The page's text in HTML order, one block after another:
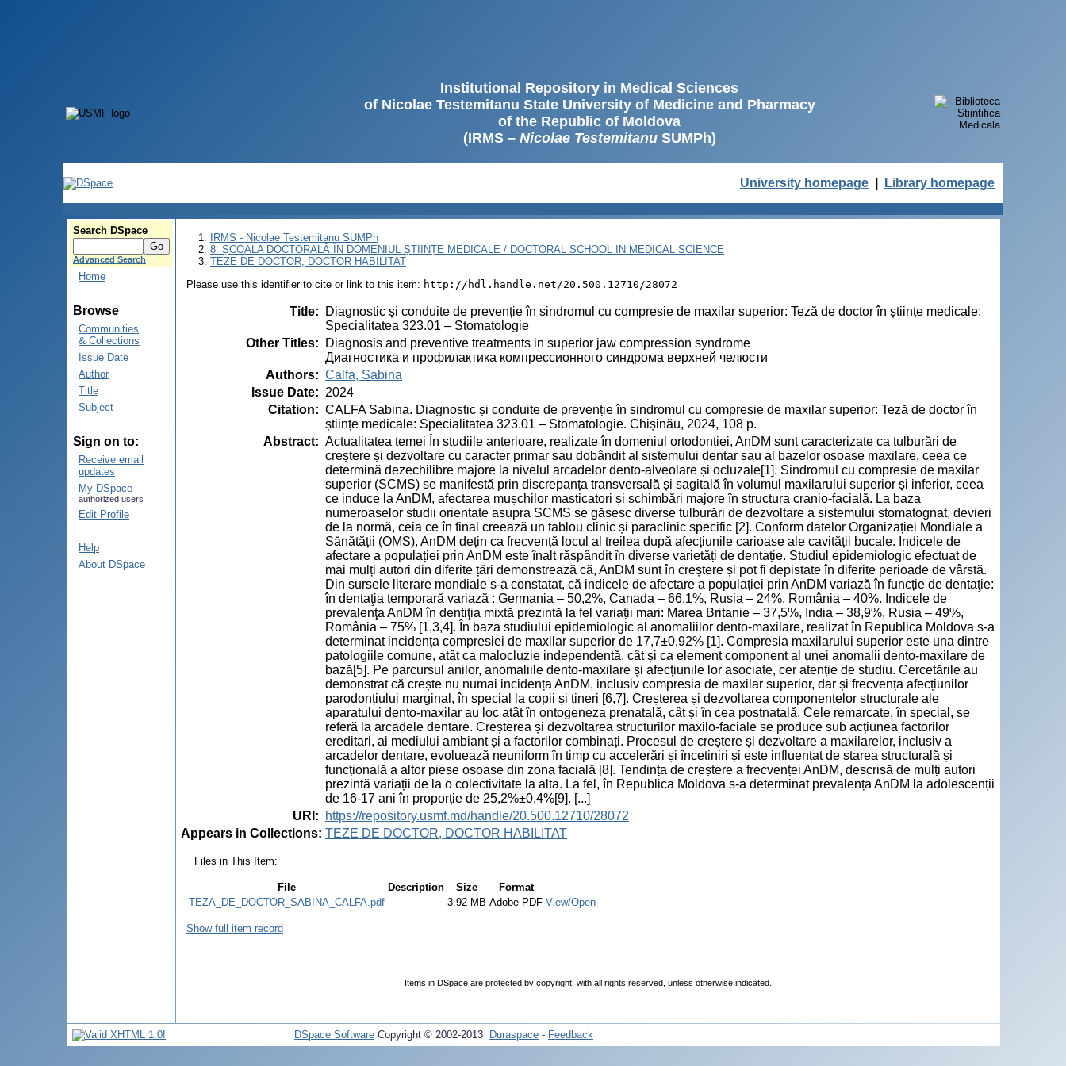
Institutional Repository in Medical Sciences
of Nicolae Testemitanu State University of Medicine and Pharmacy
of the Republic of Moldova
(IRMS – Nicolae TestemitanuSUMPh)
University homepage Library homepage
Search DSpace
Advanced Search
Home
Browse
Communities
& Collections
Issue Date
Author
Title
Subject
Sign on to:
Receive email
updates
My DSpace
authorized users
Edit Profile
Help
About DSpace
IRMS - Nicolae Testemitanu SUMPh
8. ȘCOALA DOCTORALĂ ÎN DOMENIUL ȘTIINȚE MEDICALE / DOCTORAL SCHOOL IN MEDICAL SCIENCE
TEZE DE DOCTOR, DOCTOR HABILITAT
Please use this identifier to cite or link to this item: http://hdl.handle.net/20.500.12710/28072
Title:
Diagnostic și conduite de prevenție în sindromul cu compresie de maxilar superior: Teză de doctor în științe medicale:
Specialitatea 323.01 – Stomatologie
Other Titles:
Diagnosis and preventive treatments in superior jaw compression syndrome
Диагностика и профилактика компрессионного синдрома верхней челюсти
Authors: Calfa, Sabina
Issue Date: 2024
Citation: CALFA Sabina. Diagnostic și conduite de prevenție în sindromul cu compresie de maxilar superior: Teză de doctor în
științe medicale: Specialitatea 323.01 – Stomatologie. Chișinău, 2024, 108 p.
Abstract: Actualitatea temei În studiile anterioare, realizate în domeniul ortodonției, AnDM sunt caracterizate ca tulburări de
creștere și dezvoltare cu caracter primar sau dobândit al sistemului dentar sau al bazelor osoase maxilare, ceea ce
determină dezechilibre majore la nivelul arcadelor dento-alveolare și ocluzale[1]. Sindromul cu compresie de maxilar
superior (SCMS) se manifestă prin discrepanța transversală și sagitală în volumul maxilarului superior și inferior, ceea
ce induce la AnDM, afectarea mușchilor masticatori și schimbări majore în structura cranio-facială. La baza
numeroaselor studii orientate asupra SCMS se găsesc diverse tulburări de dezvoltare a sistemului stomatognat, devieri
de la normă, ceia ce în final creează un tablou clinic și paraclinic specific [2]. Conform datelor Organizației Mondiale a
Sănătății (OMS), AnDM dețin ca frecvență locul al treilea după afecțiunile carioase ale cavității bucale. Indicele de
afectare a populației prin AnDM este înalt răspândit în diverse varietăți de dentație. Studiul epidemiologic efectuat de
mai mulți autori din diferite țări demonstrează că, AnDM sunt în creștere și pot fi depistate în diferite perioade de vârstă.
Din sursele literare mondiale s-a constatat, că indicele de afectare a populației prin AnDM variază în funcție de dentaţie:
în dentaţia temporară variază : Germania – 50,2%, Canada – 66,1%, Rusia – 24%, România – 40%. Indicele de
prevalenţa AnDM în dentiţia mixtă prezintă la fel variații mari: Marea Britanie – 37,5%, India – 38,9%, Rusia – 49%,
România – 75% [1,3,4]. În baza studiului epidemiologic al anomaliilor dento-maxilare, realizat în Republica Moldova s-a
determinat incidența compresiei de maxilar superior de 17,7±0,92% [1]. Compresia maxilarului superior este una dintre
patologiile comune, atât ca malocluzie independentă, cât și ca element component al unei anomalii dento-maxilare de
bază[5]. Pe parcursul anilor, anomaliile dento-maxilare și afecțiunile lor asociate, cer atenție de studiu. Cercetările au
demonstrat că crește nu numai incidența AnDM, inclusiv compresia de maxilar superior, dar și frecvența afecțiunilor
parodonțiului marginal, în special la copii și tineri [6,7]. Creșterea și dezvoltarea componentelor structurale ale
aparatului dento-maxilar au loc atât în ontogeneza prenatală, cât și în cea postnatală. Cele remarcate, în special, se
referă la arcadele dentare. Creșterea și dezvoltarea structurilor maxilo-faciale se produce sub acțiunea factorilor
ereditari, ai mediului ambiant și a factorilor combinați. Procesul de creștere și dezvoltare a maxilarelor, inclusiv a
arcadelor dentare, evoluează neuniform în timp cu accelerări și încetiniri și este influențat de starea structurală și
funcțională a altor piese osoase din zona facială [8]. Tendința de creștere a frecvenței AnDM, descrisă de mulți autori
prezintă variații de la o colectivitate la alta. La fel, în Republica Moldova s-a determinat prevalența AnDM la adolescenții
de 16-17 ani în proporție de 25,2%±0,4%[9]. [...]
URI :
https://repository.usmf.md/handle/20.500.12710/28072
Appears in Collections: TEZE DE DOCTOR, DOCTOR HABILITAT
Files in This Item:
File Description Size
Format
TEZA_DE_DOCTOR_SABINA_CALFA.pdf
3.92 MB Adobe PDF View/Open
Show full item record
Items in DSpace are protected by copyright, with all rights reserved, unless otherwise indicated.
DSpace Software Copyright © 2002-2013 Duraspace - Feedback